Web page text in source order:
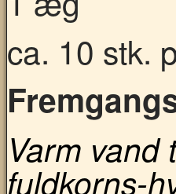
ca. 10 stk.
Varm
fuldkorns-